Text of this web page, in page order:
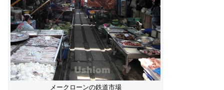
メークローンの鉄道市場